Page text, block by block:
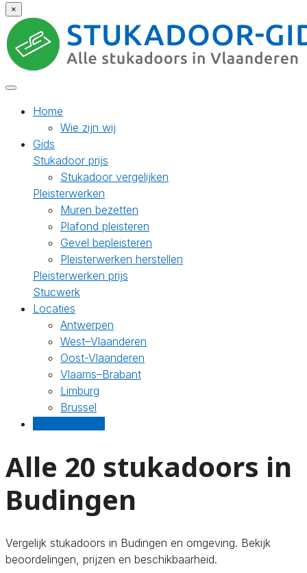
×
Home
Wie zijn wij
Gids
Stukadoor prijs
Stukadoor vergelijken
Pleisterwerken
Muren bezetten
Plafond pleisteren
Gevel bepleisteren
Pleisterwerken herstellen
Pleisterwerken prijs
Stucwerk
Locaties
Antwerpen
West–Vlaanderen
Oost-Vlaanderen
Vlaams–Brabant
Limburg
Brussel
Alle 20 stukadoors in
Budingen
Vergelijk stukadoors in Budingen en omgeving. Bekijk
beoordelingen, prijzen en beschikbaarheid.